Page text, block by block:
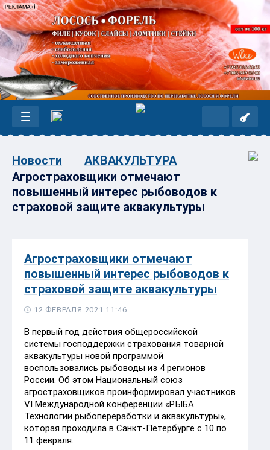
Новости
АКВАКУЛЬТУРА
Агростраховщики отмечают
повышенный интерес рыбоводов к
страховой защите аквакультуры
Агростраховщики отмечают
повышенный интерес рыбоводов к
страховой защите аквакультуры
12 ФЕВРАЛЯ 2021 11:46
В первый год действия общероссийской
системы господдержки страхования товарной
аквакультуры новой программой
воспользовались рыбоводы из 4 регионов
России. Об этом Национальный союз
агростраховщиков проинформировал участников
VI Международной конференции «РЫБА.
Технологии рыбопереработки и аквакультуры»,
которая проходила в Санкт-Петербурге с 10 по
11 февраля.